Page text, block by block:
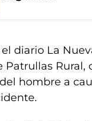
diario La
Patrullas
hombre a